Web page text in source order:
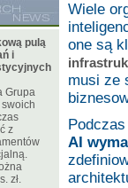
Wiele
one są
musi ze
AI
pulą
i
Grupa
z
zł.